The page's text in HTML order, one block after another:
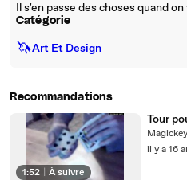
Il s'en passe des choses quand
Catégorie
🦄Art Et Design
Recommandations
1:52 À suivre
Tour
il y a 16